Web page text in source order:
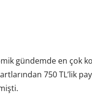
gündemde en çok
750 TL’lik